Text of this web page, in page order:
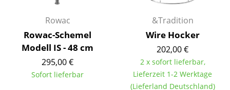
Kissen
Teppiche
Vorhänge
... alle Accessoires
Rowac
Rowac-Schemel
Modell IS - 48 cm
295,00 €
Sofort lieferbar
&Tradition
Wire Hocker
202,00 €
2 x sofort lieferbar,
Lieferzeit 1-2 Werktage
(Lieferland Deutschland)